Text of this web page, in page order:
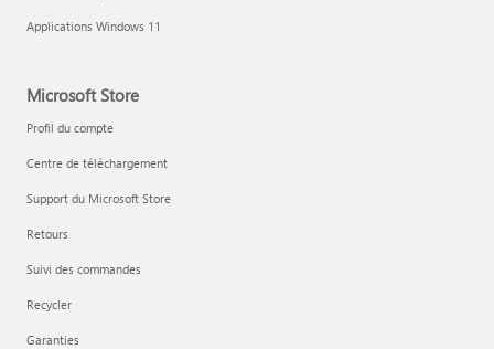
Applications Windows 11
Microsoft Store
Profil du compte
Centre de téléchargement
Support du Microsoft Store
Retours
Suivi des commandes
Recycler
Garanties